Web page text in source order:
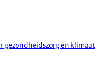
gezondheidszorg en klimaat